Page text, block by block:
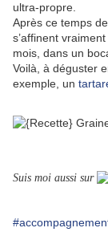
ultra-propre.
Après ce temps
s’affinent
mois, dans un
Voilà, à déguster
exemple, un
Suis moi aussi sur